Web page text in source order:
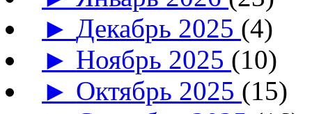
►Декабрь 2025 (4)
► Ноябрь 2025 (10)
► Октябрь 2025 (15)